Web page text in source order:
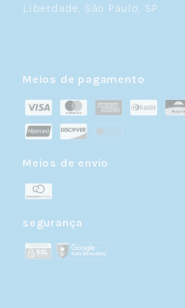
Liberdade, São Paulo, SP
Meios de pagamento
Meios de envio
segurança